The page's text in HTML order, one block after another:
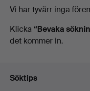
Sickla
Pågående
auktioner
Vi har tyvärr inga
Klicka “Bevaka
det kommer in.
Söktips